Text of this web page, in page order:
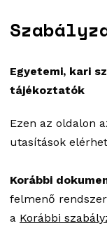
Egyetemi, kari
tájékoztatók
Ezen az oldalon
utasítások
Korábbi
felmenő
a Korábbi